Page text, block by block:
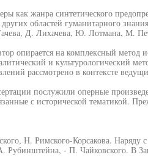
как жанра синтетического
областей гуманитарного
Д. Лихачева, Ю. Лотмана, М.
опирается на комплексный метод
и культурологический
рассмотрено в контексте
послужили оперные
с исторической тематикой.
Н. Римского-Корсакова. Наряду
Рубинштейна, - П. Чайковского. В